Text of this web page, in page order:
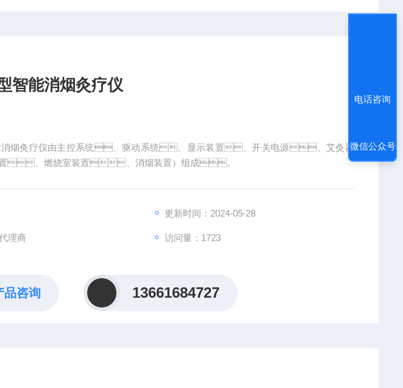
智能消烟灸疗仪
消烟灸疗仪由主控系统、驱动系统、显示装置、开关电源、艾灸器
置、燃烧室装置、消烟装置）组成。
更新时间：2024-05-28
代理商 访问量：1723
品咨询 13661684727
电话咨询
微信公众号